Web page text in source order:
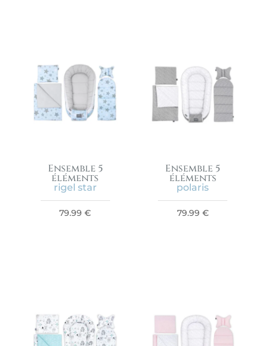
Ensemble 5
éléments
rigel star
79.99€
Ensemble 5
éléments
polaris
79.99 €